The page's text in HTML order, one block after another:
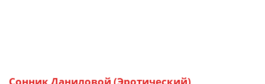
Сонник Даниловой (Эротический)